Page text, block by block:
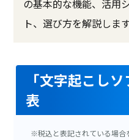
の基本的な機能、活用
ト、選び方を解説します
「文字起こし
表
※税込と表記されている場合